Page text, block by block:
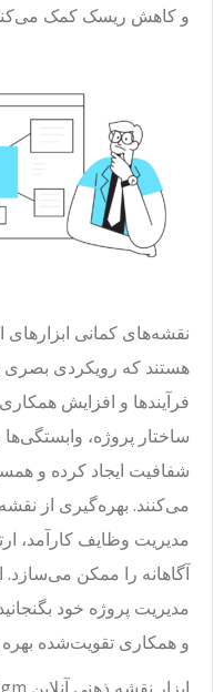
و کاهش ریسک کمک می‌کند.
نقشه‌های کمانی ابزارهای
هستند که رویکردی بصری
فرآیندها و افزایش
ساختار پروژه،
شفافیت ایجاد کرده و
می‌کنند. بهره‌گیری از
مدیریت وظایف کارآمد،
آگاهانه را ممکن می‌سازد.
مدیریت پروژه خود
و همکاری تقویت‌شده بهره